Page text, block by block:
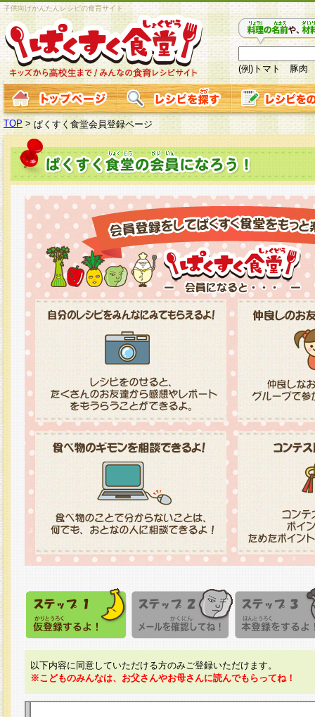
子供向けかんたんレシピの食育サイト
(例)トマト 豚肉
TOP > ぱくすく食堂会員登録ページ
以下内容に同意していただける方のみご登録いただけます。
※こどものみんなは、お父さんやお母さんに読んでもらってね！